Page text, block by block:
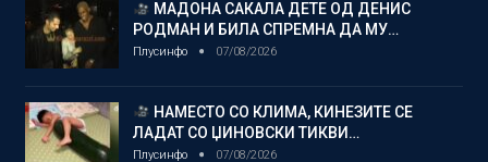
МАДОНА САКАЛА ДЕТЕ ОД ДЕНИС
РОДМАН И БИЛА СПРЕМНА ДА МУ…
Плусинфо 07/08/2026
НАМЕСТО СО КЛИМА, КИНЕЗИТЕ СЕ
ЛАДАТ СО ЏИНОВСКИ ТИКВИ…
Плусинфо 07/08/2026